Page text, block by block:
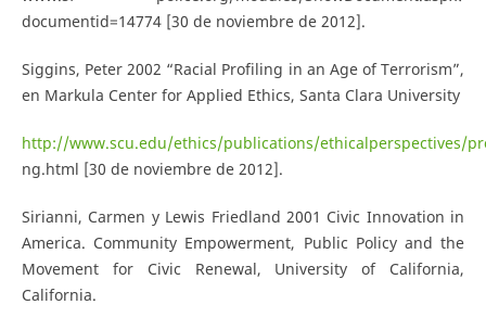
documentid=14774 [30 de noviembre de 2012].
Siggins, Peter 2002 “Racial Profiling in an Age of Terrorism”,
en Markula Center for Applied Ethics, Santa Clara University
http://www.scu.edu/ethics/publications/ethicalperspectives/
ng.html [30 de noviembre de 2012].
Sirianni, Carmen y Lewis Friedland 2001 Civic Innovation in
America. Community Empowerment, Public Policy and the
Movement for Civic Renewal, University of California,
California.